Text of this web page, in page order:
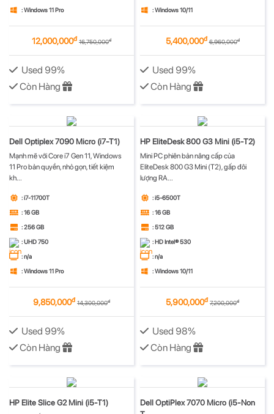
: Windows 11 Pro
12,000,000đ 16,750,000đ
Used 99%
Còn Hàng
: Windows 10/11
5,400,000đ 6,960,000đ
Used 99%
Còn Hàng
Dell Optiplex 7090 Micro (i7-T1)
Mạnh mẽ với Core i7 Gen 11, Windows
11 Pro bản quyền, nhỏ gọn, tiết kiệm
kh...
: i7-11700T
: 16 GB
: 256 GB
: UHD 750
: n/a
: Windows 11 Pro
9,850,000đ 14,300,000đ
Used 99%
Còn Hàng
HP EliteDesk 800 G3 Mini (i5-T2)
Mini PC phiên bản nâng cấp của
EliteDesk 800 G3 Mini (T2), gấp đôi
lượng RA...
: i5-6500T
: 16 GB
: 512 GB
: HD Intel® 530
: n/a
: Windows 10/11
5,900,000đ 7,200,000đ
Used 98%
Còn Hàng
HP Elite Slice G2 Mini (i5-T1)
Dell OptiPlex 7070 Micro (i5-Non